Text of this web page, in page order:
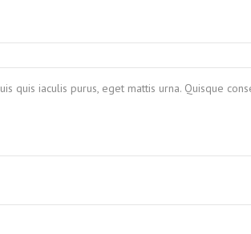
quis iaculis purus, eget mattis urna. Quisque